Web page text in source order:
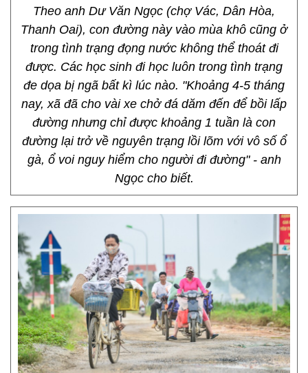
Theo anh Dư Văn Ngọc (chợ Vác, Dân Hòa,
Thanh Oai), con đường này vào mùa khô cũng ở
trong tình trạng đọng nước không thể thoát đi
được. Các học sinh đi học luôn trong tình trạng
đe dọa bị ngã bất kì lúc nào. "Khoảng 4-5 tháng
nay, xã đã cho vài xe chở đá dăm đến để bồi lấp
đường nhưng chỉ được khoảng 1 tuần là con
đường lại trở về nguyên trạng lồi lõm với vô số ổ
gà, ổ voi nguy hiểm cho người đi đường" - anh
Ngọc cho biết.